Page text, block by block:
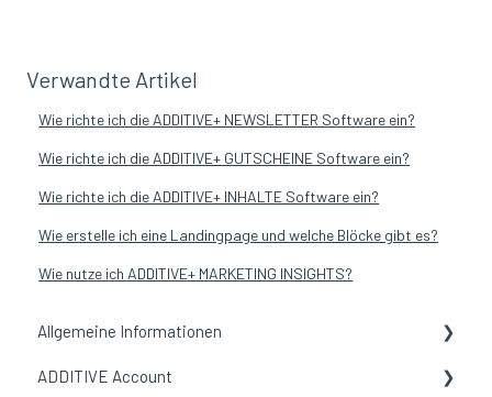
Verwandte Artikel
Wie richte ich die ADDITIVE+ NEWSLETTER Software ein?
Wie richte ich die ADDITIVE+ GUTSCHEINE Software ein?
Wie richte ich die ADDITIVE+ INHALTE Software ein?
Wie erstelle ich eine Landingpage und welche Blöcke gibt es?
Wie nutze ich ADDITIVE+ MARKETING INSIGHTS?
Allgemeine Informationen
Allgemeine Informationen
ADDITIVE Account